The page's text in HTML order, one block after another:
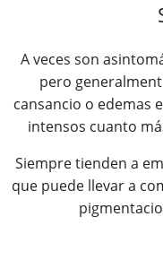
A veces son
pero
cansancio o edemas
intensos cuanto
Siempre tienden a
que puede llevar a